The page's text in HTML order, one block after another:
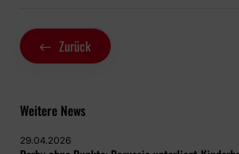
Zurück
Weitere News
29.04.2026